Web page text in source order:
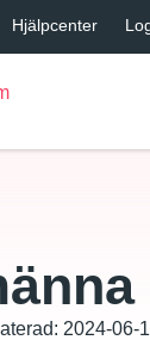
Hjälpcenter
2024-06-